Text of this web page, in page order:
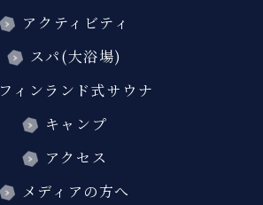
アクティビティ
スパ(大浴場)
フィンランド式サウナ
キャンプ
アクセス
メディアの方へ